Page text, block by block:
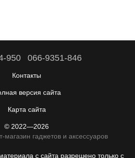
950 066-9351-846
Контакты
версия сайта
Карта сайта
© 2022—2026
магазин гаджетов и аксессуаров
с сайта разрешено только с